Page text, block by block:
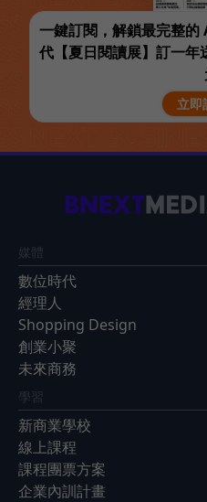
一鍵訂閱，解鎖最完整
代【夏日閱讀展】訂一
立即
媒體
數位時代
經理人
Shopping Design
創業小聚
未來商務
學習
新商業學校
線上課程
課程團票方案
企業內訓計畫